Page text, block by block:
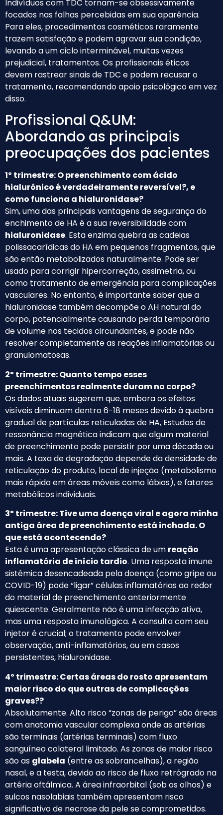
Indivíduos com TDC tornam-se obsessivamente
focados nas falhas percebidas em sua aparência.
Para eles, procedimentos cosméticos raramente
trazem satisfação e podem agravar sua condição,
levando a um ciclo interminável, muitas vezes
prejudicial, tratamentos. Os profissionais éticos
devem rastrear sinais de TDC e podem recusar o
tratamento, recomendando apoio psicológico em vez
disso.
Profissional Q&UM:
Abordando as principais
preocupações dos pacientes
1º trimestre: O preenchimento com ácido
hialurônico é verdadeiramente reversível?, e
como funciona a hialuronidase?
Sim, uma das principais vantagens de segurança do
enchimento de HA é a sua reversibilidade com
hialuronidase. Esta enzima quebra as cadeias
polissacarídicas do HA em pequenos fragmentos, que
são então metabolizados naturalmente. Pode ser
usado para corrigir hipercorreção, assimetria, ou
como tratamento de emergência para complicações
vasculares. No entanto, é importante saber que a
hialuronidase também decompõe o AH natural do
corpo, potencialmente causando perda temporária
de volume nos tecidos circundantes, e pode não
resolver completamente as reações inflamatórias ou
granulomatosas.
2º trimestre: Quanto tempo esses
preenchimentos realmente duram no corpo?
Os dados atuais sugerem que, embora os efeitos
visíveis diminuam dentro 6-18 meses devido à quebra
gradual de partículas reticuladas de HA, Estudos de
ressonância magnética indicam que algum material
de preenchimento pode persistir por uma década ou
mais. A taxa de degradação depende da densidade de
reticulação do produto, local de injeção (metabolismo
mais rápido em áreas móveis como lábios), e fatores
metabólicos individuais.
3º trimestre: Tive uma doença viral e agora minha
antiga área de preenchimento está inchada. O
que está acontecendo?
Esta é uma apresentação clássica de um reação
inflamatória de início tardio. Uma resposta imune
sistêmica desencadeada pela doença (como gripe ou
COVID-19) pode “ligar” células inflamatórias ao redor
do material de preenchimento anteriormente
quiescente. Geralmente não é uma infecção ativa,
mas uma resposta imunológica. A consulta com seu
injetor é crucial; o tratamento pode envolver
observação, anti-inflamatórios, ou em casos
persistentes, hialuronidase.
4º trimestre: Certas áreas do rosto apresentam
maior risco do que outras de complicações
graves??
Absolutamente. Alto risco “zonas de perigo” são áreas
com anatomia vascular complexa onde as artérias
são terminais (artérias terminais) com fluxo
sanguíneo colateral limitado. As zonas de maior risco
são as glabela (entre as sobrancelhas), a região
nasal, e a testa, devido ao risco de fluxo retrógrado na
artéria oftálmica. A área infraorbital (sob os olhos) e
sulcos nasolabiais também apresentam risco
significativo de necrose da pele se comprometidos.